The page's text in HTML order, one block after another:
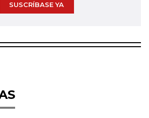
SUSCRÍBASE YA